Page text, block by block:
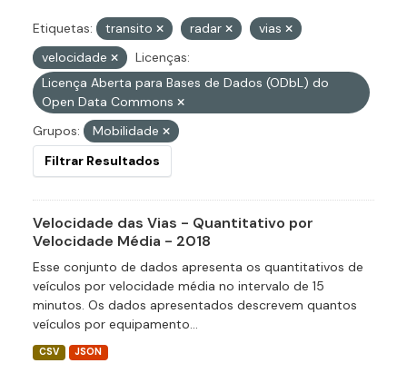
Etiquetas: transito radar
vias
velocidade
Licenças:
Licença Aberta para Bases de Dados (ODbL) do
Open Data Commons
Grupos:
Mobilidade
Filtrar Resultados
Velocidade das Vias - Quantitativo por
Velocidade Média - 2018
Esse conjunto de dados apresenta os quantitativos de
veículos por velocidade média no intervalo de 15
minutos. Os dados apresentados descrevem quantos
veículos por equipamento...
CSV JSON